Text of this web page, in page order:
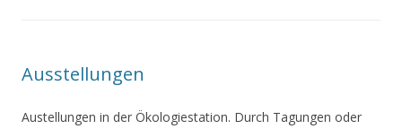
Ausstellungen
Austellungen in der Ökologiestation. Durch Tagungen oder